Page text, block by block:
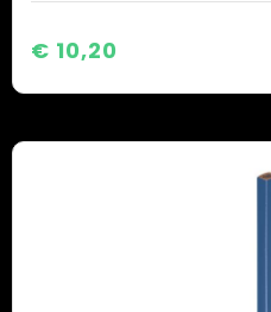
€ 10,20